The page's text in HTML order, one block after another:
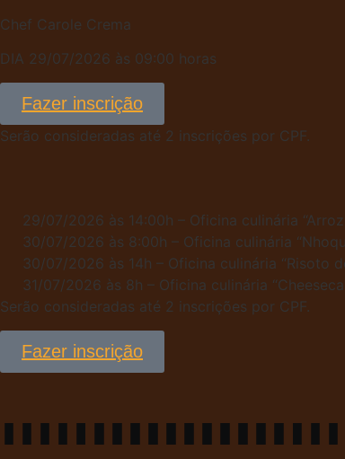
Chef Carole Crema
DIA 29/07/2026 às 09:00 horas
Fazer inscrição
Serão consideradas até 2 inscrições por CPF.
29/07/2026 às 14:00h – Oficina culinária
30/07/2026 às 8:00h – Oficina culinária
30/07/2026 às 14h – Oficina culinária “Risoto
31/07/2026 às 8h – Oficina culinária
Serão consideradas até 2 inscrições por CPF.
Fazer inscrição